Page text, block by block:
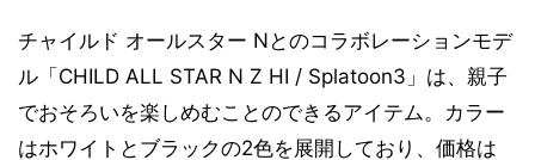
チャイルド オールスター Nとのコラボレーションモデ
ル「CHILD ALL STAR N Z HI / Splatoon3」は、親子
でおそろいを楽しめむことのできるアイテム。カラー
はホワイトとブラックの2色を展開しており、価格は